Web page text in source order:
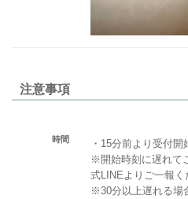
注意事項
時間
・15分前より受付開
※開始時刻に遅れて
式LINEよりご一報く
※30分以上遅れる場